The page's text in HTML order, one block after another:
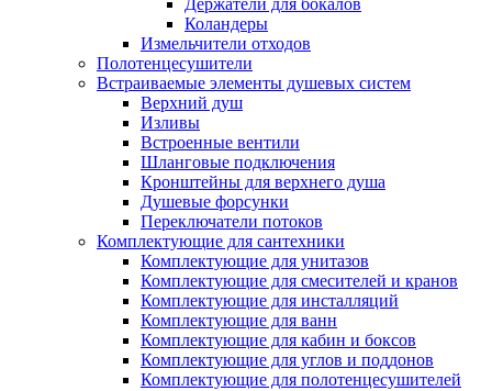
Держатели для бокалов
Коландеры
Измельчители отходов
Полотенцесушители
Встраиваемые элементы душевых систем
Верхний душ
Изливы
Встроенные вентили
Шланговые подключения
Кронштейны для верхнего душа
Душевые форсунки
Переключатели потоков
Комплектующие для сантехники
Комплектующие для унитазов
Комплектующие для смесителей и кранов
Комплектующие для инсталляций
Комплектующие для ванн
Комплектующие для кабин и боксов
Комплектующие для углов и поддонов
Комплектующие для полотенцесушителей